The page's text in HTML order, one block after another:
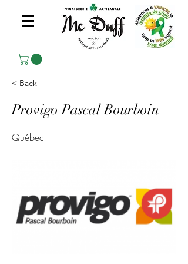
< Back
Provigo Pascal Bourboin
Québec